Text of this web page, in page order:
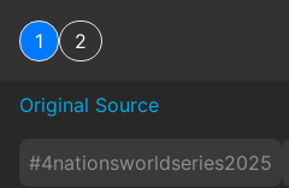
1 2
Original Source
#4nationsworldseries2025